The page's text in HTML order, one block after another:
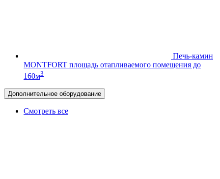
Печь-камин
MONTFORT площадь отапливаемого помещения до
160м3
Дополнительное оборудование
Смотреть все